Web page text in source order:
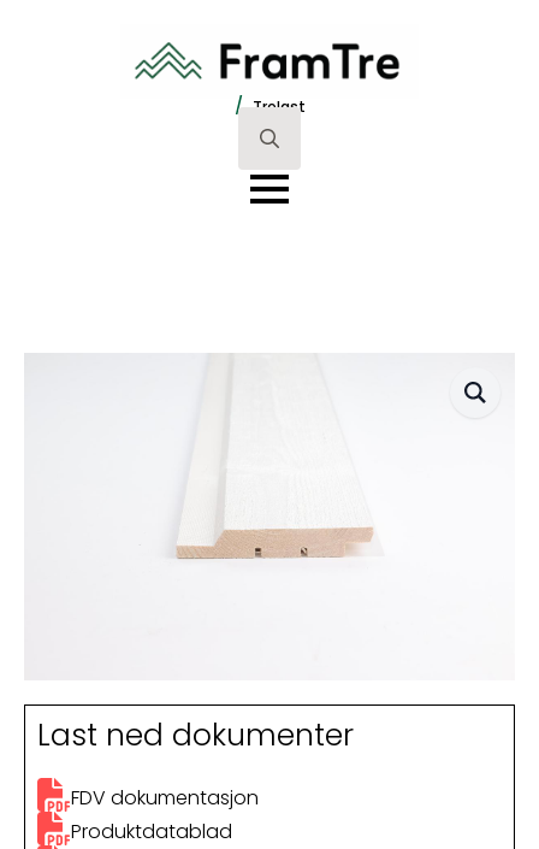
/ Trelast
Search
for:
Last ned dokumenter
FDV dokumentasjon
Produktdatablad